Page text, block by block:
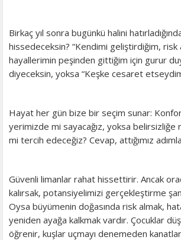
Birkaç yıl sonra bugünkü halini
hissedeceksin? “Kendimi geliştirdiğim, risk
hayallerimin peşinden gittiğim için gurur
diyeceksin, yoksa “Keşke cesaret
Hayat her gün bize bir seçim sunar: Konfor
yerimizde mi sayacağız, yoksa belirsizliğe
mi tercih edeceğiz? Cevap, attığımız
Güvenli limanlar rahat hissettirir. Ancak
kalırsak, potansiyelimizi gerçekleştirme
Oysa büyümenin doğasında risk almak,
yeniden ayağa kalkmak vardır. Çocuklar
öğrenir, kuşlar uçmayı denemeden